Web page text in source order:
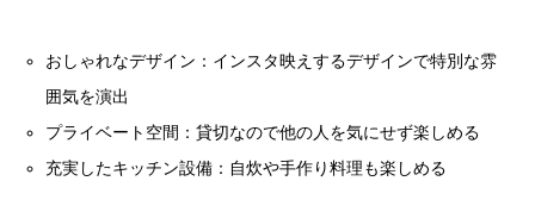
おしゃれなデザイン：インスタ映えするデザインで特別な雰
囲気を演出
プライベート空間：貸切なので他の人を気にせず楽しめる
充実したキッチン設備：自炊や手作り料理も楽しめる